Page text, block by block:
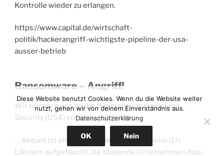
Kontrolle wieder zu erlangen.
https://www.capital.de/wirtschaft-
politik/hackerangriff-wichtigste-pipeline-der-usa-
ausser-betrieb
Ransomware – Angriff!
Wir erinnern uns an die Warnung von Homeland
Security (USA) vor einigen Wochen:
… Aktuell ist einen Ransomwarein siebzehn (17)
Ländern aufgetaucht, die tausende Unternehmen dazu
Diese Website benutzt Cookies. Wenn du die Website weiter
nutzt, gehen wir von deinem Einverständnis aus.
Datenschutzerklärung
OK Nein